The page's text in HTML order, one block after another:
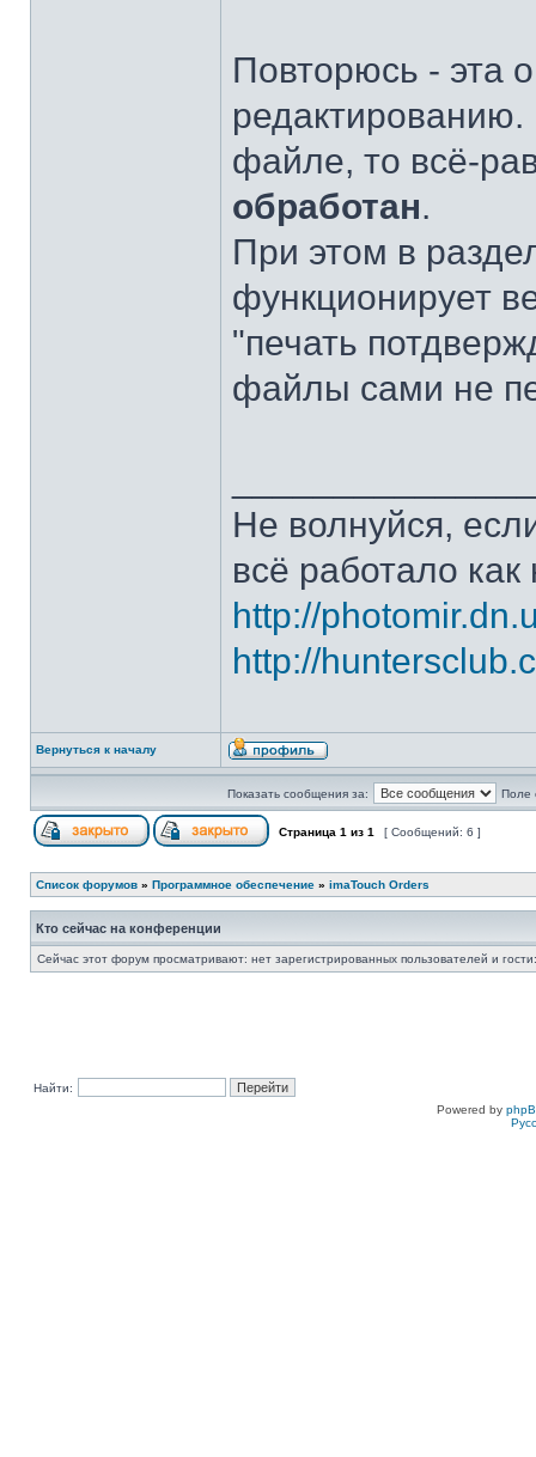
Повторюсь - эта
файле, то всё-
обработан.
При этом в
функционирует
"печать
файлы сами не
Не волнуйся,
всё работало
http://
http://
Вернуться к началу
Показать сообщения за: Поле
Страница 1 из 1 [ Сообщений: 6 ]
Список форумов » Программное обеспечение » imaTouch Orders
Кто сейчас на конференции
Сейчас этот форум просматривают: нет зарегистрированных пользователей и
Найти:
Powered by